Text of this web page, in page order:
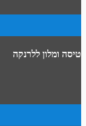
טיסה ומלון ללרנקה